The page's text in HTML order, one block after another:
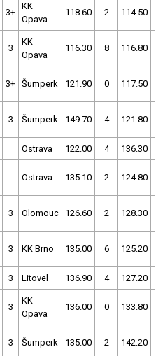
3+
KK
Opava
118.60 2 114.50
3
KK
Opava
116.30 8 116.80
3+ Šumperk 121.90 0 117.50
3 Šumperk 149.70 4 121.80
Ostrava 122.00 4 136.30
Ostrava 135.10 2 124.80
3 Olomouc 126.60 2 128.30
3 KK Brno 135.00 6 125.20
3 Litovel 136.90 4 127.20
3
KK
Opava
136.00 0 133.80
3 Šumperk 135.00 2 142.20